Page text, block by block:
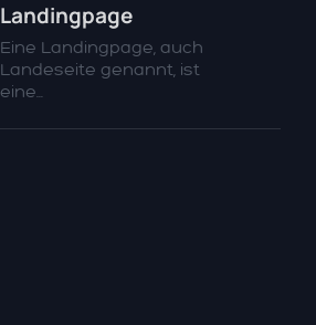
Landingpage
Eine Landingpage, auch
Landeseite genannt, ist
eine...